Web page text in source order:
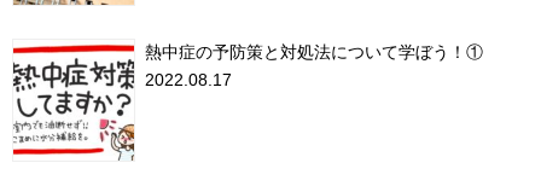
熱中症の予防策と対処法について学ぼう！①
2022.08.17